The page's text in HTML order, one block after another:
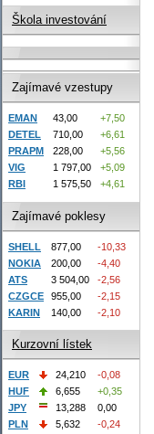
Škola investování
Zajímavé vzestupy
EMAN 43,00
+7,50
DETEL
710,00
+6,61
PRAPM
228,00
+5,56
VIG
1 797,00
+5,09
RBI
1 575,50 +4,61
Zajímavé poklesy
SHELL 877,00
-10,33
NOKIA
200,00
-4,40
ATS
3 504,00
-2,56
CZGCE
955,00
-2,15
KARIN
140,00 -2,10
Kurzovní lístek
EUR 24,210
-0,08
HUF
6,655
+0,35
JPY
13,288
0,00
PLN
5,632
-0,24